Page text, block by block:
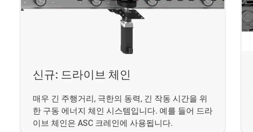
신규: 드라이브 체인
매우 긴 주행거리, 극한의 동력, 긴 작동 시간을 위
한 구동 에너지 체인 시스템입니다. 예를 들어 드라
이브 체인은 ASC 크레인에 사용됩니다.